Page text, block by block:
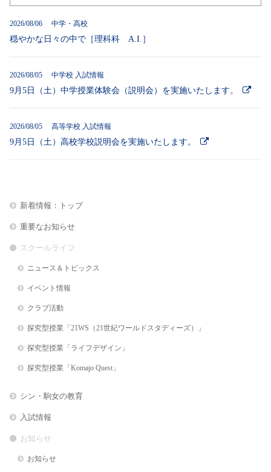
2026/08/06 中学・高校
穏やかな日々の中で［理科科 A.I.］
2026/08/05 中学校 入試情報
9月5日（土）中学授業体験会（説明会）を実施いたします。
2026/08/05 高等学校 入試情報
9月5日（土）高校学校説明会を実施いたします。
新着情報：トップ
重要なお知らせ
スクールライフ
ニュース＆トピックス
イベント情報
クラブ活動
探究型授業「21WS（21世紀ワールドスタディーズ）」
探究型授業「ライフデザイン」
探究型授業「Komajo Quest」
シン・駒女の教育
入試情報
お知らせ
お知らせ